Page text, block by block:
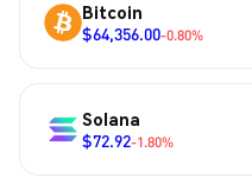
Bitcoin
$64,356.00-0.80%
Solana
$72.92-1.80%